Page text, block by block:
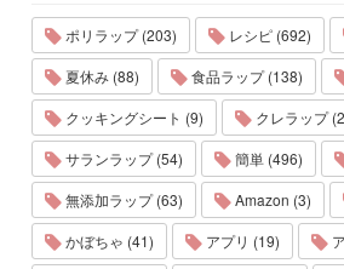
ポリラップ (203) レシピ (692)
夏休み (88)
食品ラップ (138)
クッキングシート (9)
クレラップ
サランラップ (54)
簡単 (496)
無添加ラップ (63)
Amazon (3)
かぼちゃ (41)
アプリ (19)